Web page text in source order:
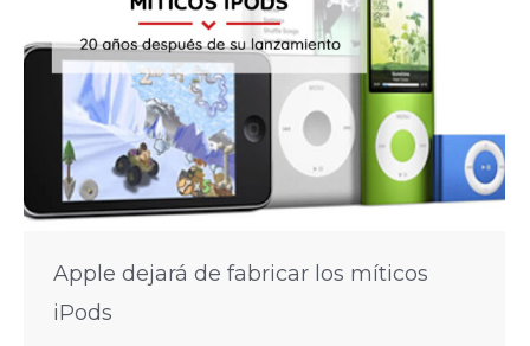
Apple dejará de fabricar los míticos
iPods